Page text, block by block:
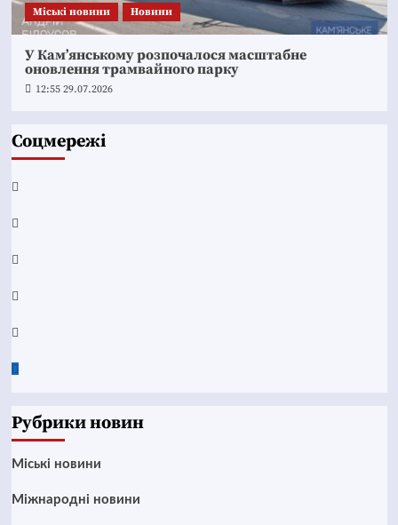
Mіські новини Новини
У Кам’янському розпочалося масштабне
оновлення трамвайного парку
12:55 29.07.2026
Соцмережі
Facebook
YouTube
Telegram
Instagram
Twitter
Google
Рубрики новин
Mіські новини
Міжнародні новини